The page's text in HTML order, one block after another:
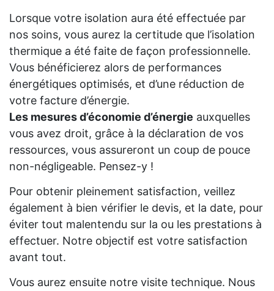
Lorsque votre isolation aura été effectuée par
nos soins, vous aurez la certitude que l’isolation
thermique a été faite de façon professionnelle.
Vous bénéficierez alors de performances
énergétiques optimisés, et d’une réduction de
votre facture d’énergie.
Les mesures d’économie d’énergie auxquelles
vous avez droit, grâce à la déclaration de vos
ressources, vous assureront un coup de pouce
non-négligeable. Pensez-y !
Pour obtenir pleinement satisfaction, veillez
également à bien vérifier le devis, et la date, pour
éviter tout malentendu sur la ou les prestations à
effectuer. Notre objectif est votre satisfaction
avant tout.
Vous aurez ensuite notre visite technique. Nous